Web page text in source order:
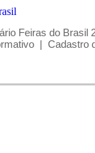
Feiras do Brasil
| Cadastro